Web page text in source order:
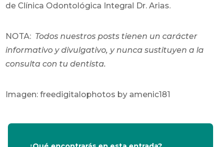
de Clínica Odontológica Integral Dr. Arias.
NOTA: Todos nuestros posts tienen un carácter
informativo y divulgativo, y nunca sustituyen a la
consulta con tu dentista.
Imagen: freedigitalophotos by amenic181